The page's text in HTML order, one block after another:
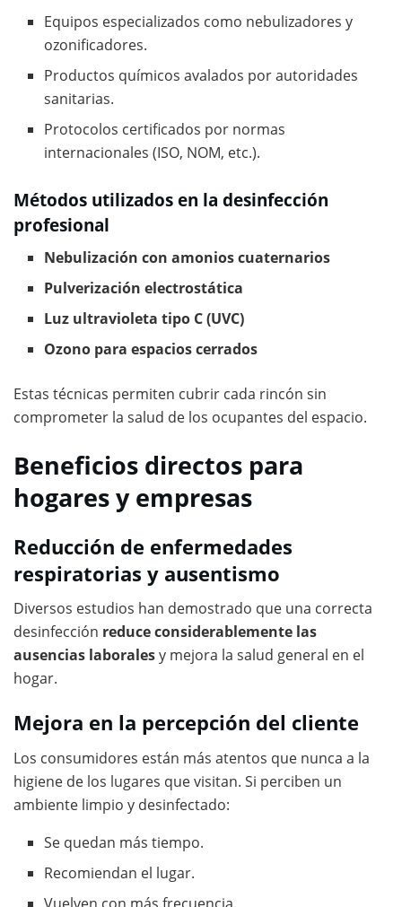
Equipos especializados como nebulizadores y
ozonificadores.
Productos químicos avalados por autoridades
sanitarias.
Protocolos certificados por normas
internacionales (ISO, NOM, etc.).
Métodos utilizados en la desinfección
profesional
Nebulización con amonios cuaternarios
Pulverización electrostática
Luz ultravioleta tipo C (UVC)
Ozono para espacios cerrados
Estas técnicas permiten cubrir cada rincón sin
comprometer la salud de los ocupantes del espacio.
Beneficios directos para
hogares y empresas
Reducción de enfermedades
respiratorias y ausentismo
Diversos estudios han demostrado que una correcta
desinfección reduce considerablemente las
ausencias laboralesy mejora la salud general en el
hogar.
Mejora en la percepción del cliente
Los consumidores están más atentos que nunca a la
higiene de los lugares que visitan. Si perciben un
ambiente limpio y desinfectado:
Se quedan más tiempo.
Recomiendan el lugar.